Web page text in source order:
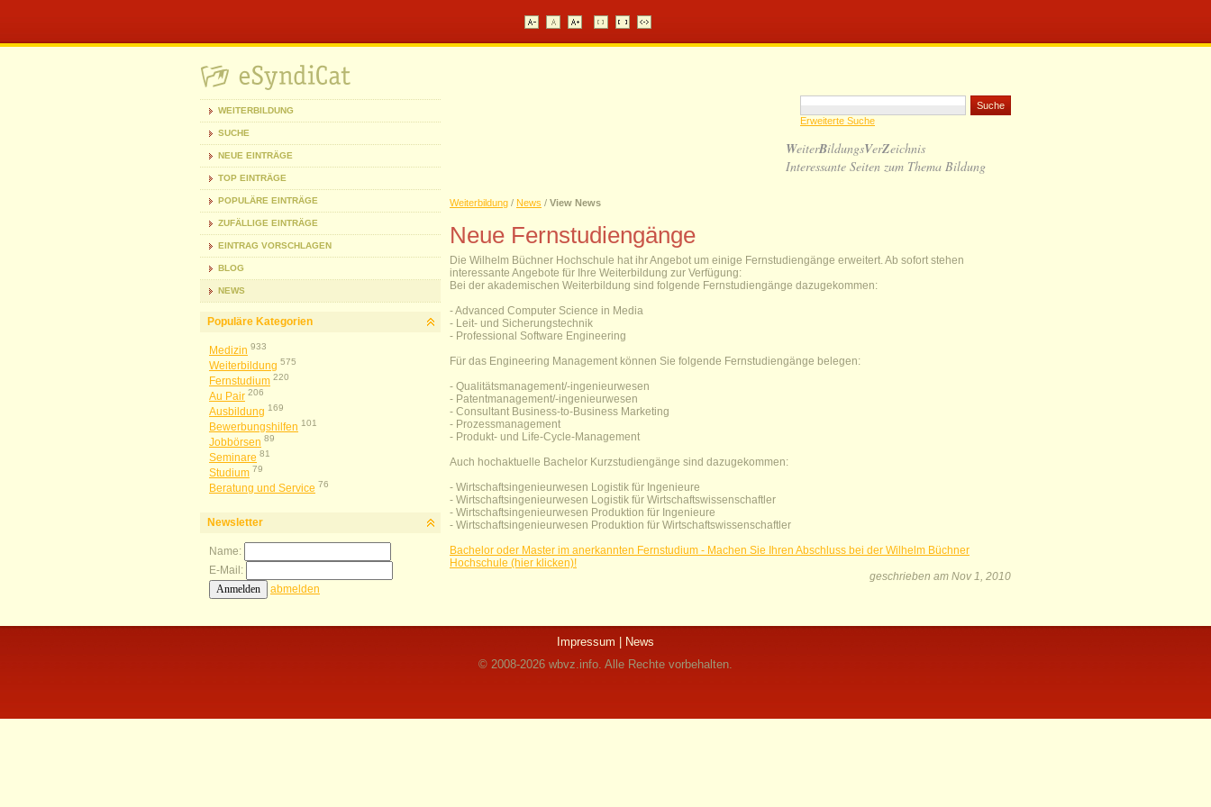
WEITERBILDUNG
SUCHE
NEUE EINTRÄGE
TOP EINTRÄGE
POPULÄRE EINTRÄGE
ZUFÄLLIGE EINTRÄGE
EINTRAG VORSCHLAGEN
BLOG
NEWS
Populäre Kategorien
Medizin 933
Weiterbildung 575
Fernstudium 220
Au Pair 206
Ausbildung 169
Bewerbungshilfen 101
Jobbörsen 89
Seminare 81
Studium 79
Beratung und Service 76
Newsletter
Name:
E-Mail:
abmelden
Erweiterte Suche
WeiterBildungsVerZeichnis
Interessante Seiten zum Thema Bildung
Weiterbildung / News / View News
Neue Fernstudiengänge
Die Wilhelm Büchner Hochschule hat ihr Angebot um einige Fernstudiengänge erweitert. Ab sofort stehen
interessante Angebote für Ihre Weiterbildung zur Verfügung:
Bei der akademischen Weiterbildung sind folgende Fernstudiengänge dazugekommen:
- Advanced Computer Science in Media
- Leit- und Sicherungstechnik
- Professional Software Engineering
Für das Engineering Management können Sie folgende Fernstudiengänge belegen:
- Qualitätsmanagement/-ingenieurwesen
- Patentmanagement/-ingenieurwesen
- Consultant Business-to-Business Marketing
- Prozessmanagement
- Produkt- und Life-Cycle-Management
Auch hochaktuelle Bachelor Kurzstudiengänge sind dazugekommen:
- Wirtschaftsingenieurwesen Logistik für Ingenieure
- Wirtschaftsingenieurwesen Logistik für Wirtschaftswissenschaftler
- Wirtschaftsingenieurwesen Produktion für Ingenieure
- Wirtschaftsingenieurwesen Produktion für Wirtschaftswissenschaftler
Bachelor oder Master im anerkannten Fernstudium - Machen Sie Ihren Abschluss bei der Wilhelm Büchner
Hochschule (hier klicken)!
geschrieben am Nov 1, 2010
Impressum | News
© 2008-2026 wbvz.info. Alle Rechte vorbehalten.